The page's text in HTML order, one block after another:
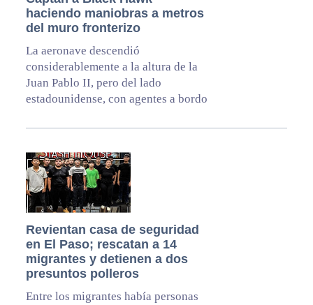
haciendo maniobras a metros
del muro fronterizo
La aeronave descendió
considerablemente a la altura de la
Juan Pablo II, pero del lado
estadounidense, con agentes a bordo
Revientan casa de seguridad
en El Paso; rescatan a 14
migrantes y detienen a dos
presuntos polleros
Entre los migrantes había personas